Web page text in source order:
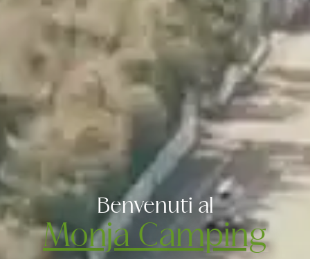
Benvenuti al
Monja Camping